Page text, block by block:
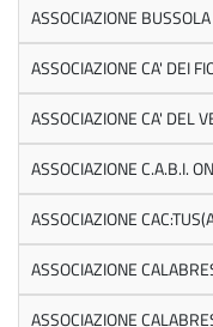
ASSOCIAZIONE
ASSOCIAZIONE CA' DEI
ASSOCIAZIONE CA' DEL
ASSOCIAZIONE C.A.B.I.
ASSOCIAZIONE
ASSOCIAZIONE
ASSOCIAZIONE